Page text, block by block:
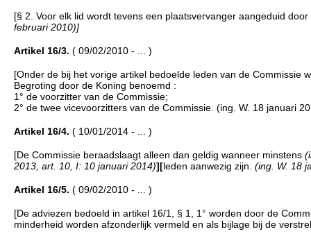
[§ 2. Voor elk lid wordt tevens een plaatsvervanger aangeduid
februari 2010)]
Artikel 16/3. ( 09/02/2010 - ... )
[Onder de bij het vorige artikel bedoelde leden van de Commissie
Begroting door de Koning benoemd :
1° de voorzitter van de Commissie;
2° de twee vicevoorzitters van de Commissie. (ing. W. 18 januari
Artikel 16/4. ( 10/01/2014 - ... )
[De Commissie beraadslaagt alleen dan geldig wanneer minstens
2013, art. 10, I: 10 januari 2014)][leden aanwezig zijn. (ing. W. 18
Artikel 16/5. ( 09/02/2010 - ... )
[De adviezen bedoeld in artikel 16/1, § 1, 1° worden door de
minderheid worden afzonderlijk vermeld en als bijlage bij de